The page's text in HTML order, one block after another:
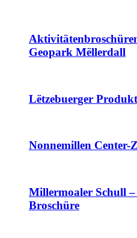
Geopark Mëllerdall
Lëtzebuerger
Nonnemillen Center-
Millermoaler Schull
Broschüre